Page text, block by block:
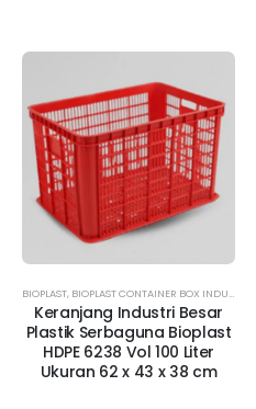
BIOPLAST, BIOPLAST CONTAINER BOX INDUSTRI
Keranjang Industri Besar
Plastik Serbaguna Bioplast
HDPE 6238 Vol 100 Liter
Ukuran 62 x 43 x 38 cm